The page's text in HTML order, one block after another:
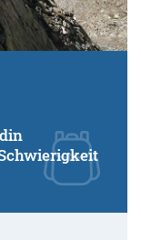
Schwierigkeit